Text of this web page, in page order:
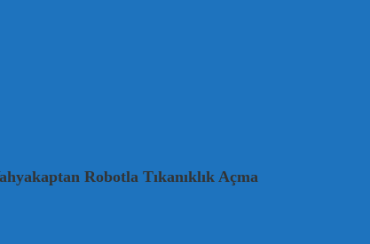
Robotla Tıkanıklık Açma